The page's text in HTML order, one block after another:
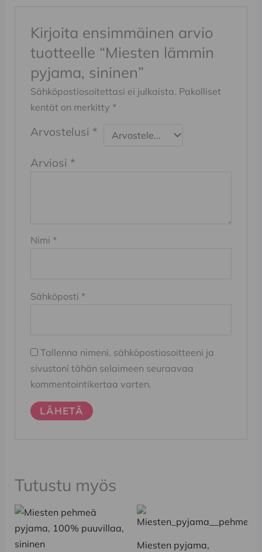
Kirjoita ensimmäinen arvio
tuotteelle “Miesten lämmin
pyjama, sininen”
Sähköpostiosoitettasi ei julkaista. Pakolliset
kentät on merkitty *
Arvostelusi *
Arviosi *
Nimi *
Sähköposti *
Tallenna nimeni, sähköpostiosoitteeni ja
sivustoni tähän selaimeen seuraavaa
kommentointikertaa varten.
Tutustu myös
Tällä
tuotteella
on
Miesten pyjama,
Tällä
tuotteella
on